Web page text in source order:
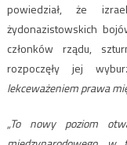
powiedział, że
żydonazistowskich
członków rządu,
rozpoczęły jej
lekceważeniem prawa
„To nowy poziom